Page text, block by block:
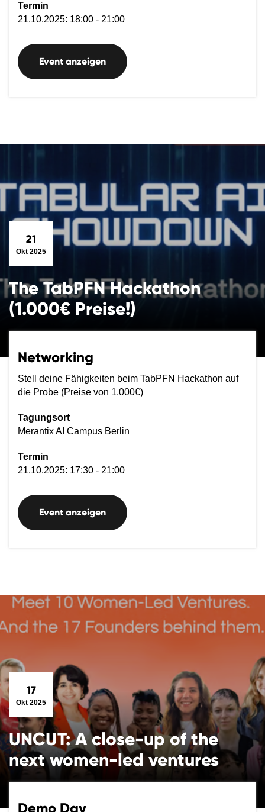
Termin
21.10.2025: 18:00 - 21:00
Event anzeigen
21
Okt 2025
The TabPFN Hackathon
(1.000€ Preise!)
Networking
Stell deine Fähigkeiten beim TabPFN Hackathon auf
die Probe (Preise von 1.000€)
Tagungsort
Merantix AI Campus Berlin
Termin
21.10.2025: 17:30 - 21:00
Event anzeigen
17
Okt 2025
UNCUT: A close-up of the
next women-led ventures
Demo Day